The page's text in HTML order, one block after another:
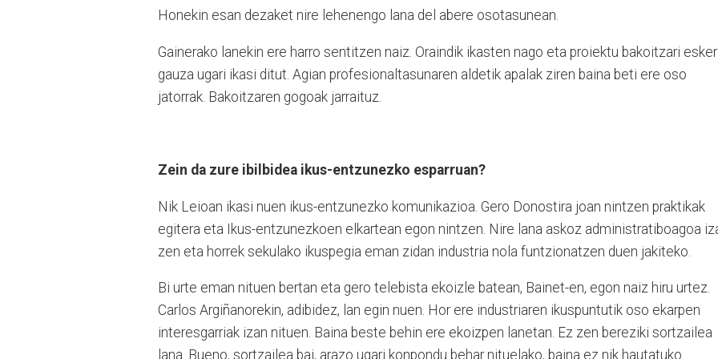
Honekin esan dezaket nire lehenengo lana del abere osotasunean.
Gainerako lanekin ere harro sentitzen naiz. Oraindik ikasten nago eta proiektu bakoitzari esker
gauza ugari ikasi ditut. Agian profesionaltasunaren aldetik apalak ziren baina beti ere oso
jatorrak. Bakoitzaren gogoak jarraituz.
Zein da zure ibilbidea ikus-entzunezko esparruan?
Nik Leioan ikasi nuen ikus-entzunezko komunikazioa. Gero Donostira joan nintzen praktikak
egitera eta Ikus-entzunezkoen elkartean egon nintzen. Nire lana askoz administratiboagoa
zen eta horrek sekulako ikuspegia eman zidan industria nola funtzionatzen duen jakiteko.
Bi urte eman nituen bertan eta gero telebista ekoizle batean, Bainet-en, egon naiz hiru urtez.
Carlos Argiñanorekin, adibidez, lan egin nuen. Hor ere industriaren ikuspuntutik oso ekarpen
interesgarriak izan nituen. Baina beste behin ere ekoizpen lanetan. Ez zen bereziki sortzailea
lana. Bueno, sortzailea bai, arazo ugari konpondu behar nituelako, baina ez nik hautatuko